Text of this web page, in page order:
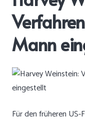
Mann
Für den früheren